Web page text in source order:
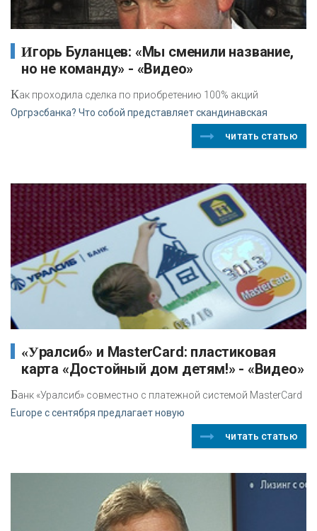
Игорь Буланцев: «Мы сменили название,
но не команду» - «Видео»
Как проходила сделка по приобретению 100% акций
Оргрэсбанка? Что собой представляет скандинавская
читать статью
«Уралсиб» и MasterCard: пластиковая
карта «Достойный дом детям!» - «Видео»
Банк «Уралсиб» совместно с платежной системой MasterCard
Europe с сентября предлагает новую
читать статью